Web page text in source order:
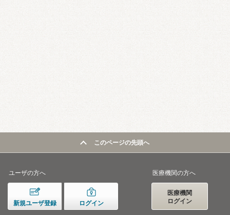
このページの先頭へ
ユーザの方へ
新規ユーザ登録 ログイン
医療機関の方へ
医療機関
ログイン